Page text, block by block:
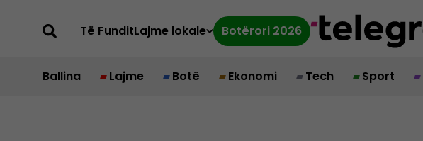
Të FunditLajme lokale Botërori 2026
Ballina Lajme Botë Ekonomi Tech Sport